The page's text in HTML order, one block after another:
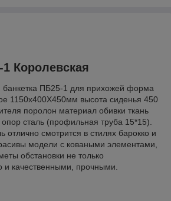
Королевская
банкетка ПБ25-1 для прихожей форма
1150х400Х450мм высота сиденья 450
поролон материал обивки ткань
сталь (профильная труба 15*15).
отлично смотрится в стилях барокко и
модели с коваными элементами,
обстановки не только
и качественными, прочными.